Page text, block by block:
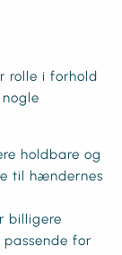
rolle i forhold
holdbare og
til hændernes
billigere
for